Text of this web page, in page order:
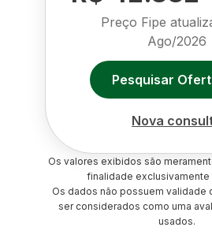
Preço Fipe
Ago/2026
Pesquisar
Nova
Os valores exibidos são
finalidade exclusivamente
Os dados não possuem validade
ser considerados como uma
usados.